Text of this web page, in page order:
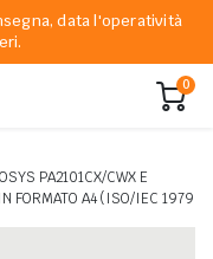
data l'operatività
0
PA2101CX/CWX E
FORMATO A4 (ISO/IEC 1979